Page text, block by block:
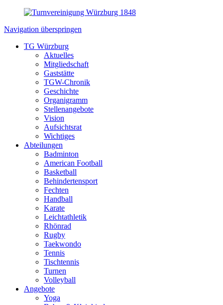
Navigation überspringen
TG Würzburg
Aktuelles
Mitgliedschaft
Gaststätte
TGW-Chronik
Geschichte
Organigramm
Stellenangebote
Vision
Aufsichtsrat
Wichtiges
Abteilungen
Badminton
American Football
Basketball
Behindertensport
Fechten
Handball
Karate
Leichtathletik
Rhönrad
Rugby
Taekwondo
Tennis
Tischtennis
Turnen
Volleyball
Angebote
Yoga